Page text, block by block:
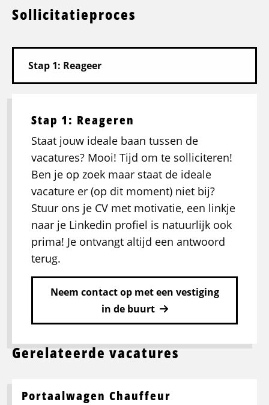
Sollicitatieproces
Stap 1: Reageren
Staat jouw ideale baan tussen de
vacatures? Mooi! Tijd om te solliciteren!
Ben je op zoek maar staat de ideale
vacature er (op dit moment) niet bij?
Stuur ons je CV met motivatie, een linkje
naar je Linkedin profiel is natuurlijk ook
prima! Je ontvangt altijd een antwoord
terug.
Neem contact op met een vestiging
in de buurt
Gerelateerde vacatures
Portaalwagen Chauffeur